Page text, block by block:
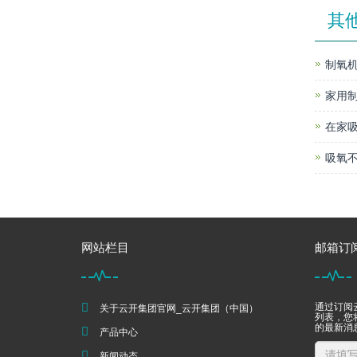
其
制氧
家用
在家
吸氧
网站栏目
关于云开集团官网_云开集团（中国）
产品中心
邮箱订
通过订阅
列表，您
的最新消